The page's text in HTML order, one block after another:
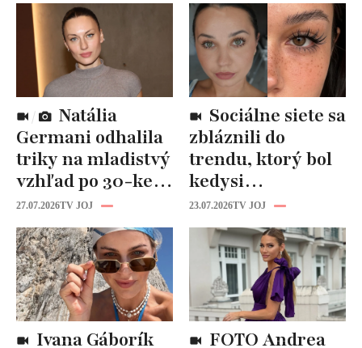
Germani odhalila
triky na mladistvý
vzhľad po 30-ke:
Fungujú lepšie
než drahá
kozmetika
27.07.2026TV JOJ
zbláznili do
trendu, ktorý bol
kedysi
katastrofou:
„Mušie nohy“ sú
späť!
23.07.2026TV JOJ